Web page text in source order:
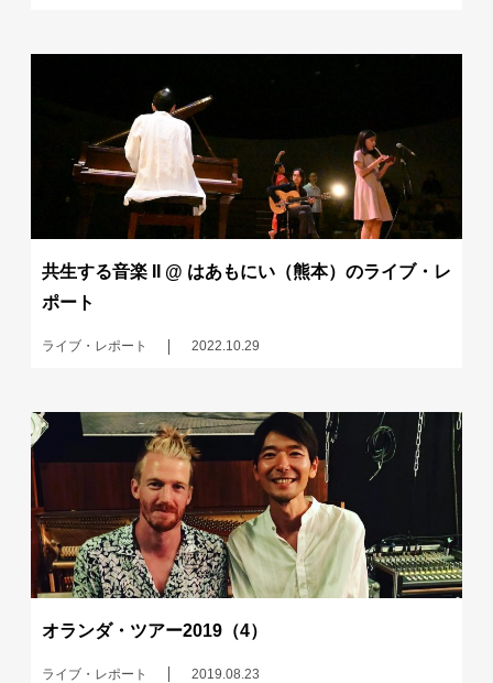
共生する音楽 II @ はあもにい（熊本）のライブ・レ
ポート
ライブ・レポート 2022.10.29
オランダ・ツアー2019（4）
ライブ・レポート 2019.08.23